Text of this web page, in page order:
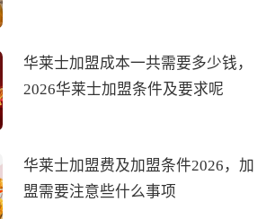
华莱士加盟成本一共需要多少钱，
2026华莱士加盟条件及要求呢
华莱士加盟费及加盟条件2026，加
盟需要注意些什么事项